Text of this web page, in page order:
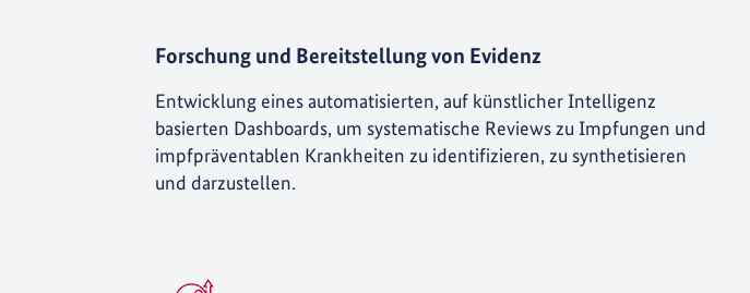
Forschung und Bereitstellung von Evidenz
Entwicklung eines automatisierten, auf künstlicher Intelligenz
basierten Dashboards, um systematische Reviews zu Impfungen und
impfpräventablen Krankheiten zu identifizieren, zu synthetisieren
und darzustellen.